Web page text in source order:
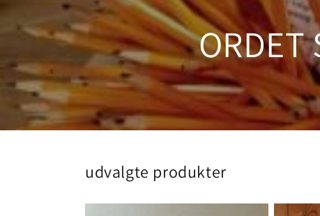
ORDET
udvalgte produkter